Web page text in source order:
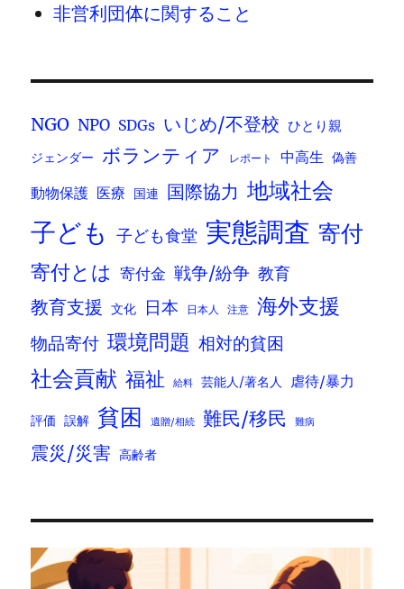
非営利団体に関すること
NGO NPO SDGs いじめ/不登校 ひとり親
ジェンダー ボランティア レポート 中高生 偽善
動物保護 医療 国連 国際協力 地域社会
子ども 子ども食堂 実態調査 寄付
寄付とは 寄付金 戦争/紛争 教育
教育支援 文化 日本 日本人 注意 海外支援
物品寄付 環境問題 相対的貧困
社会貢献 福祉 給料 芸能人/著名人 虐待/暴力
評価 誤解 貧困 遺贈/相続 難民/移民 難病
震災/災害 高齢者